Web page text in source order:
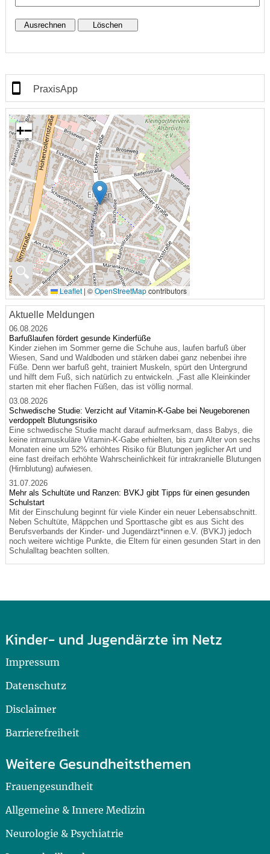
PraxisApp
🔍
+−
Leaflet | ©OpenStreetMapcontributors
Aktuelle Meldungen
06.08.2026
Barfußlaufen fördert gesunde Kinderfüße
Kinder ziehen im Sommer gerne die Schuhe aus, laufen barfuß über
Wiesen, Sand und Waldboden und stärken dabei ganz nebenbei ihre
Füße. Denn wer barfuß geht, trainiert Muskeln, spürt den Untergrund
und hilft dem Fuß, sich natürlich zu entwickeln. „Fast alle Kleinkinder
starten mit eher flachen Füßen, das ist völlig normal.
03.08.2026
Schwedische Studie: Verzicht auf Vitamin-K-Gabe bei Neugeborenen
verdoppelt Blutungsrisiko
Eine schwedische Studie macht darauf aufmerksam, dass Babys, die
keine intramuskuläre Vitamin-K-Gabe erhielten, bis zum Alter von sechs
Monaten eine um 52% erhöhtes Risiko für Blutungen jeglicher Art und
eine fast dreifach erhöhte Wahrscheinlichkeit für intrakranielle Blutungen
(Hirnblutung) aufwiesen.
31.07.2026
Mehr als Schultüte und Ranzen: BVKJ gibt Tipps für einen gesunden
Schulstart
Mit der Einschulung beginnt für viele Kinder ein neuer Lebensabschnitt.
Neben Schultüte, Mäppchen und Sporttasche gibt es aus Sicht des
Berufsverbands der Kinder- und Jugendärzt*innen e.V. (BVKJ) jedoch
noch weitere wichtige Punkte, die Eltern für einen gesunden Start in den
Schulalltag beachten sollten.
Kinder- und Jugendärzte im Netz
Impressum
Datenschutz
Disclaimer
Barrierefreiheit
Weitere Gesundheitsthemen
Frauengesundheit
Allgemeine & Innere Medizin
Neurologie & Psychiatrie